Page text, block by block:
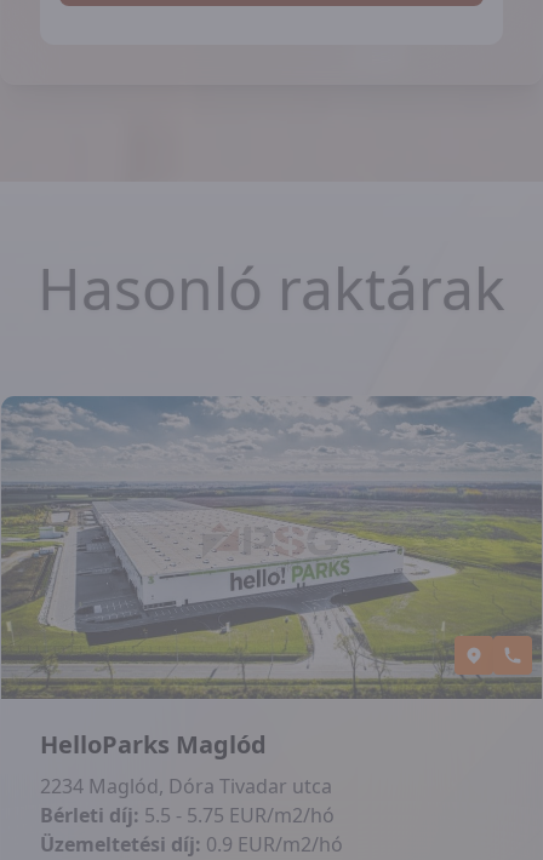
Hasonló raktárak
HelloParks Maglód
2234 Maglód, Dóra Tivadar utca
Bérleti díj: 5.5 - 5.75 EUR/m2/hó
Üzemeltetési díj: 0.9 EUR/m2/hó